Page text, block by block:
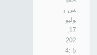
س ي
وليو
17,
202
5 4: